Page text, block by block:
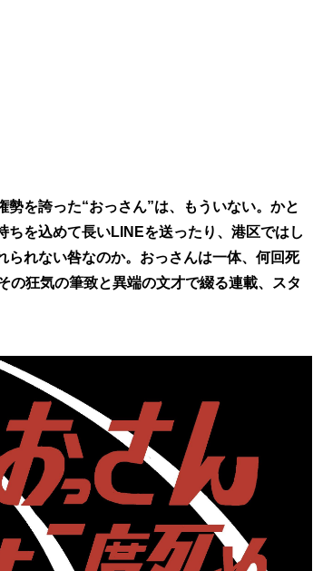
を誇った“おっさん”は、もういない。かと
を込めて長いLINEを送ったり、港区ではし
られない咎なのか。おっさんは一体、何回死
狂気の筆致と異端の文才で綴る連載、スタ